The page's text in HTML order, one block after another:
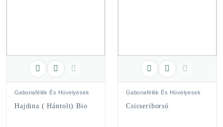
Gabonafélék És Hüvelyesek
Hajdina ( Hántolt) Bio
Gabonafélék És Hüvelyesek
Csicseriborsó